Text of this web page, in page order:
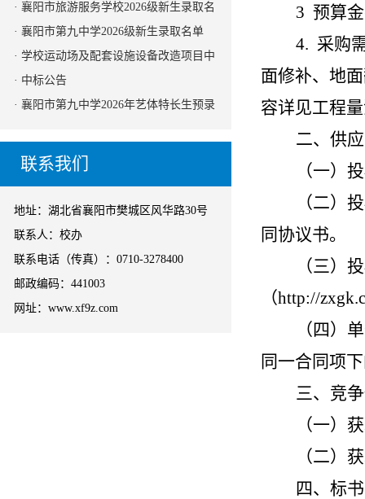
· 襄阳市旅游服务学校2026级新生录取名
单
· 襄阳市第九中学2026级新生录取名单
· 学校运动场及配套设施设备改造项目中
标公告
· 中标公告
· 襄阳市第九中学2026年艺体特长生预录
联系我们
地址：湖北省襄阳市樊城区风华路30号
联系人：校办
联系电话（传真）：0710-3278400
邮政编码：441003
网址：www.xf9z.com
3 预算
4. 采购
面修补、地
容详见工程
二、供
（一）
（二）
同协议书。
（三）
（http://
（四）
同一合同项
三、竞
（一）
（二）
四、 标